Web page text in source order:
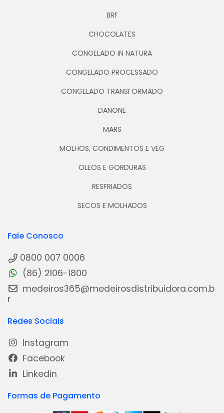
BRF
CHOCOLATES
CONGELADO IN NATURA
CONGELADO PROCESSADO
CONGELADO TRANSFORMADO
DANONE
MARS
MOLHOS, CONDIMENTOS E VEG
OLEOS E GORDURAS
RESFRIADOS
SECOS E MOLHADOS
Fale Conosco
0800 007 0006
(86) 2106-1800
medeiros365@medeirosdistribuidora.com.b
r
Redes Sociais
Instagram
Facebook
Linkedin
Formas de Pagamento